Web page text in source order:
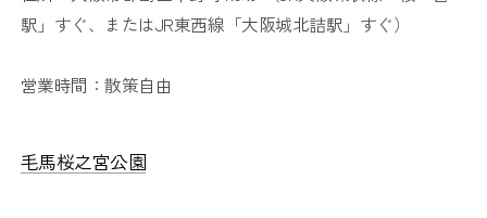
駅」すぐ、またはJR東西線「大阪城北詰駅」すぐ）
営業時間：散策自由
毛馬桜之宮公園